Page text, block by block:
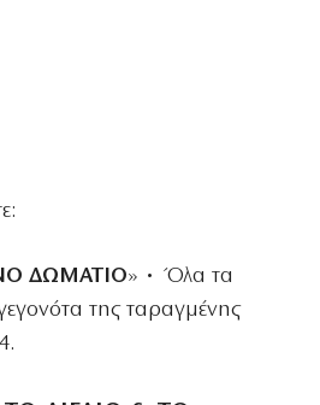
ΔΩΜΑΤΙΟ» • Όλα τα
της ταραγμένης